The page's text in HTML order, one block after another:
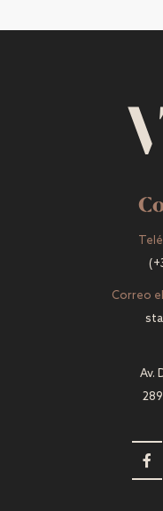
Correo
Av.